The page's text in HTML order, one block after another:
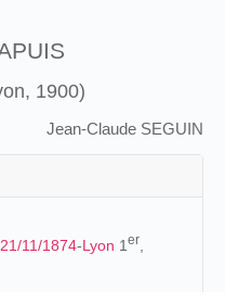
1900)
Jean-Claude SEGUIN
21/11/1874-Lyon 1 er